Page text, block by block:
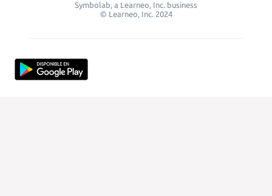
Symbolab, a Learneo, Inc. business
© Learneo, Inc. 2024